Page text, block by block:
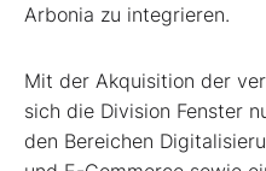
Arbonia zu integrieren.
Mit der Akquisition der
sich die Division Fenster
den Bereichen